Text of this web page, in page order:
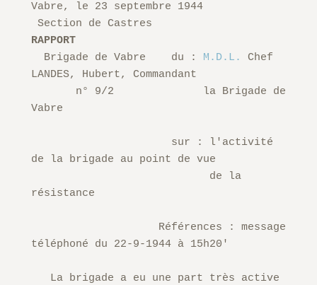
Vabre, le 23 septembre 1944
RAPPORT
  Brigade de Vabre    du :
M.D.L.
Chef
LANDES, Hubert, Commandant
Vabre
de la brigade au point de vue
résistance
téléphoné du 22-9-1944 à 15h20'